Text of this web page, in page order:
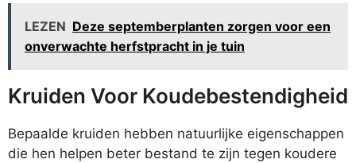
LEZEN Deze septemberplanten zorgen voor een
onverwachte herfstpracht in je tuin
Kruiden Voor Koudebestendigheid
Bepaalde kruiden hebben natuurlijke eigenschappen
die hen helpen beter bestand te zijn tegen koudere